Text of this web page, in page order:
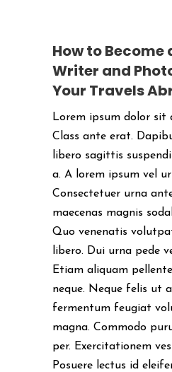
How to Become
Writer and
Your Travels
Lorem ipsum dolor sit
Class ante erat.
libero sagittis
a. A lorem ipsum vel
Consectetuer urna
maecenas magnis
Quo venenatis
libero. Dui urna pede
Etiam aliquam
neque. Neque felis ut
fermentum feugiat
magna. Commodo
per. Exercitationem
Posuere lectus id